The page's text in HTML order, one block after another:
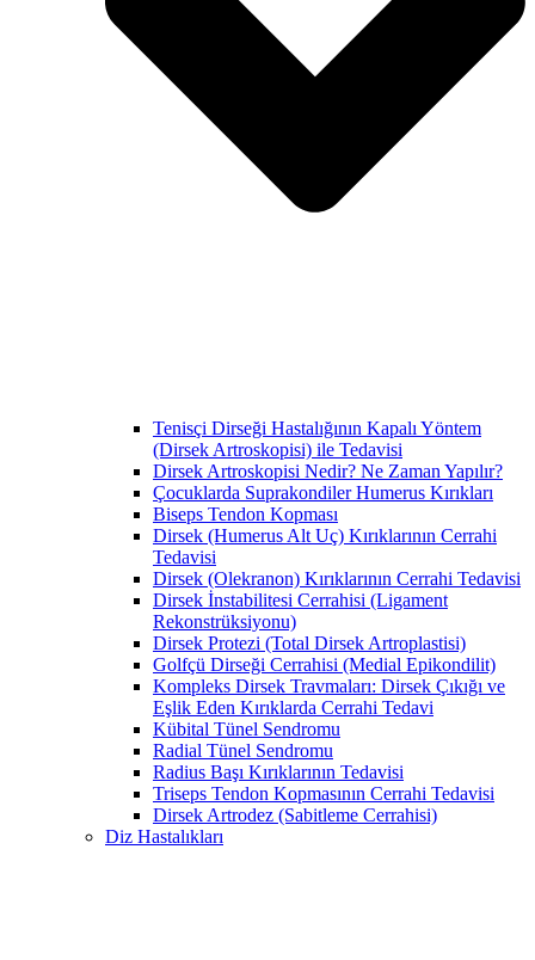
Tenisçi Dirseği Hastalığının Kapalı Yöntem
(Dirsek Artroskopisi) ile Tedavisi
Dirsek Artroskopisi Nedir? Ne Zaman Yapılır?
Çocuklarda Suprakondiler Humerus Kırıkları
Biseps Tendon Kopması
Dirsek (Humerus Alt Uç) Kırıklarının Cerrahi
Tedavisi
Dirsek (Olekranon) Kırıklarının Cerrahi Tedavisi
Dirsek İnstabilitesi Cerrahisi (Ligament
Rekonstrüksiyonu)
Dirsek Protezi (Total Dirsek Artroplastisi)
Golfçü Dirseği Cerrahisi (Medial Epikondilit)
Kompleks Dirsek Travmaları: Dirsek Çıkığı ve
Eşlik Eden Kırıklarda Cerrahi Tedavi
Kübital Tünel Sendromu
Radial Tünel Sendromu
Radius Başı Kırıklarının Tedavisi
Triseps Tendon Kopmasının Cerrahi Tedavisi
Dirsek Artrodez (Sabitleme Cerrahisi)
Diz Hastalıkları